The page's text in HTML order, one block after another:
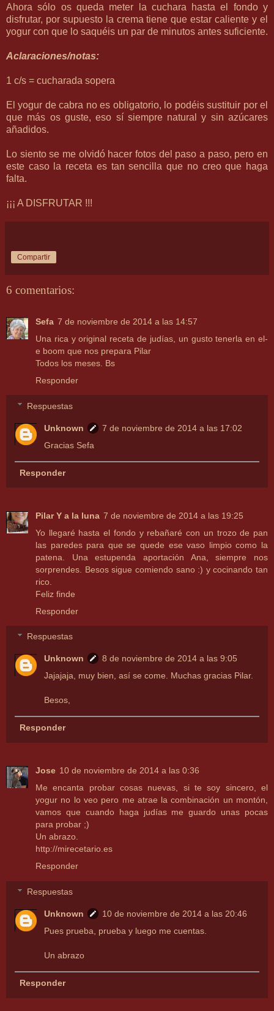
Ahora sólo os queda meter la cuchara hasta el fondo y
disfrutar, por supuesto la crema tiene que estar caliente y el
yogur con que lo saquéis un par de minutos antes suficiente.
Aclaraciones/notas:
1 c/s = cucharada sopera
El yogur de cabra no es obligatorio, lo podéis sustituir por el
que más os guste, eso sí siempre natural y sin azúcares
añadidos.
Lo siento se me olvidó hacer fotos del paso a paso, pero en
este caso la receta es tan sencilla que no creo que haga
falta.
¡¡¡ A DISFRUTAR !!!
Compartir
6 comentarios:
Sefa 7 de noviembre de 2014 a las 14:57
Una rica y original receta de judías, un gusto tenerla en el-
e boom que nos prepara Pilar
Todos los meses. Bs
Responder
Respuestas
Unknown
7 de noviembre de 2014 a las 17:02
Gracias Sefa
Responder
Pilar Y a la luna 7 de noviembre de 2014 a las 19:25
Yo llegaré hasta el fondo y rebañaré con un trozo de pan
las paredes para que se quede ese vaso limpio como la
patena. Una estupenda aportación Ana, siempre nos
sorprendes. Besos sigue comiendo sano :) y cocinando tan
rico.
Feliz finde
Responder
Respuestas
Unknown
8 de noviembre de 2014 a las 9:05
Jajajaja, muy bien, así se come. Muchas gracias Pilar.
Besos,
Responder
Jose 10 de noviembre de 2014 a las 0:36
Me encanta probar cosas nuevas, si te soy sincero, el
yogur no lo veo pero me atrae la combinación un montón,
vamos que cuando haga judías me guardo unas pocas
para probar ;)
Un abrazo.
http://mirecetario.es
Responder
Respuestas
Unknown
10 de noviembre de 2014 a las 20:46
Pues prueba, prueba y luego me cuentas.
Un abrazo
Responder